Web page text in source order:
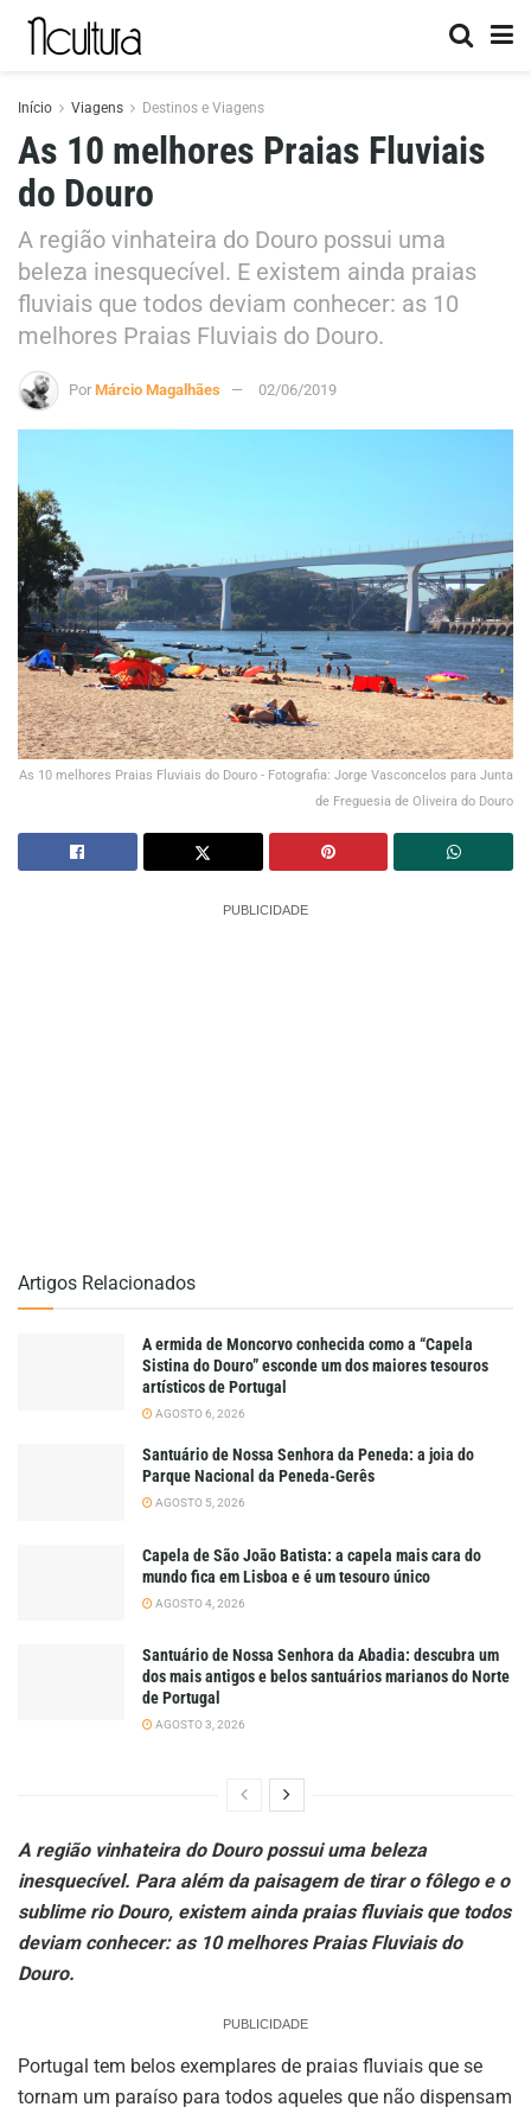
Início Viagens Destinos e Viagens
As 10 melhores Praias Fluviais
do Douro
A região vinhateira do Douro possui uma
beleza inesquecível. E existem ainda praias
fluviais que todos deviam conhecer: as 10
melhores Praias Fluviais do Douro.
Por Márcio Magalhães 02/06/2019
As 10 melhores Praias Fluviais do Douro - Fotografia: Jorge Vasconcelos para Junta
de Freguesia de Oliveira do Douro
PUBLICIDADE
Artigos Relacionados
A ermida de Moncorvo conhecida como a “Capela
Sistina do Douro” esconde um dos maiores tesouros
artísticos de Portugal
AGOSTO 6, 2026
Santuário de Nossa Senhora da Peneda: a joia do
Parque Nacional da Peneda-Gerês
AGOSTO 5, 2026
Capela de São João Batista: a capela mais cara do
mundo fica em Lisboa e é um tesouro único
AGOSTO 4, 2026
Santuário de Nossa Senhora da Abadia: descubra um
dos mais antigos e belos santuários marianos do Norte
de Portugal
AGOSTO 3, 2026
A região vinhateira do Douro possui uma beleza
inesquecível. Para além da paisagem de tirar o fôlego e o
sublime rio Douro, existem ainda praias fluviais que todos
deviam conhecer: as 10 melhores Praias Fluviais do
Douro.
PUBLICIDADE
Portugal tem belos exemplares de praias fluviais que se
tornam um paraíso para todos aqueles que não dispensam